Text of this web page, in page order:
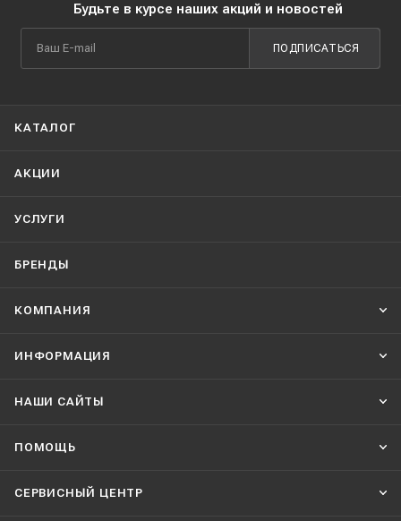
Будьте в курсе наших акций и новостей
ПОДПИСАТЬСЯ
КАТАЛОГ
АКЦИИ
УСЛУГИ
БРЕНДЫ
КОМПАНИЯ
ИНФОРМАЦИЯ
НАШИ CАЙТЫ
ПОМОЩЬ
СЕРВИСНЫЙ ЦЕНТР